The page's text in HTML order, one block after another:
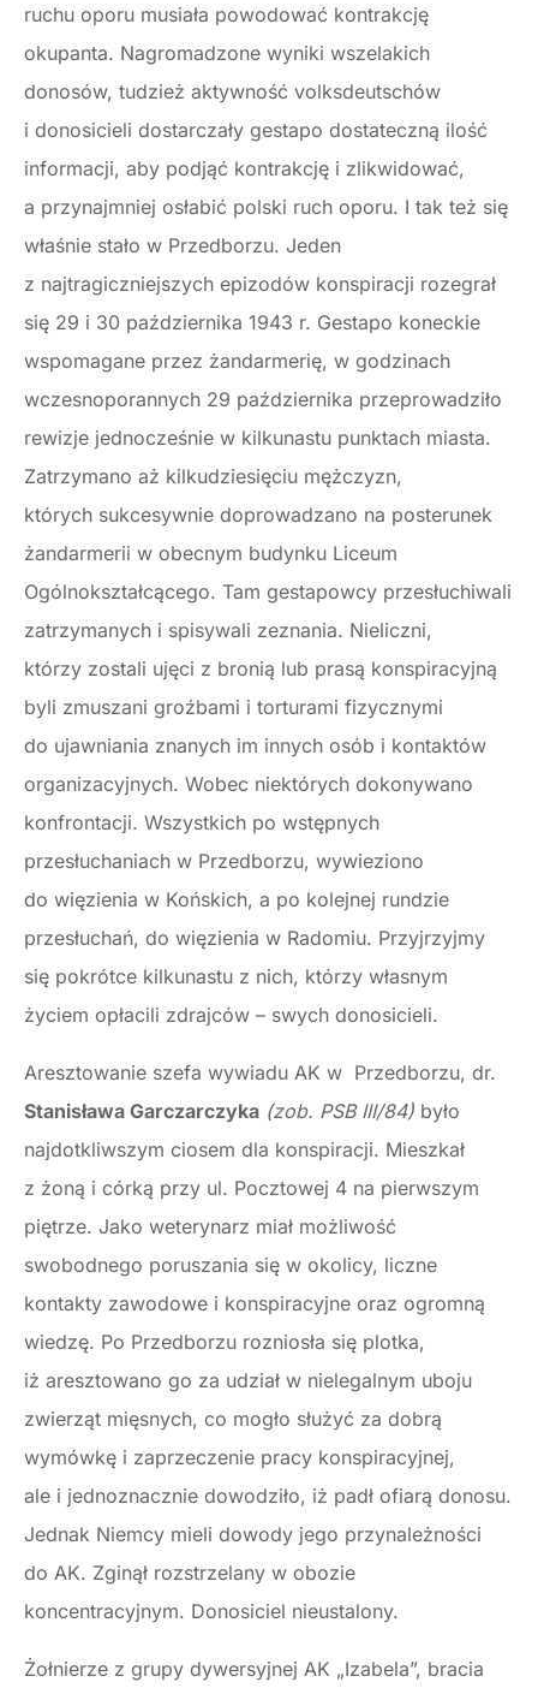
ruchu oporu musiała powodować kontrakcję
okupanta. Nagromadzone wyniki wszelakich
donosów, tudzież aktywność volksdeutschów
i donosicieli dostarczały gestapo dostateczną ilość
informacji, aby podjąć kontrakcję i zlikwidować,
a przynajmniej osłabić polski ruch oporu. I tak też się
właśnie stało w Przedborzu. Jeden
z najtragiczniejszych epizodów konspiracji rozegrał
się 29 i 30 października 1943 r. Gestapo koneckie
wspomagane przez żandarmerię, w godzinach
wczesnoporannych 29 października przeprowadziło
rewizje jednocześnie w kilkunastu punktach miasta.
Zatrzymano aż kilkudziesięciu mężczyzn,
których sukcesywnie doprowadzano na posterunek
żandarmerii w obecnym budynku Liceum
Ogólnokształcącego. Tam gestapowcy przesłuchiwali
zatrzymanych i spisywali zeznania. Nieliczni,
którzy zostali ujęci z bronią lub prasą konspiracyjną
byli zmuszani groźbami i torturami fizycznymi
do ujawniania znanych im innych osób i kontaktów
organizacyjnych. Wobec niektórych dokonywano
konfrontacji. Wszystkich po wstępnych
przesłuchaniach w Przedborzu, wywieziono
do więzienia w Końskich, a po kolejnej rundzie
przesłuchań, do więzienia w Radomiu. Przyjrzyjmy
się pokrótce kilkunastu z nich, którzy własnym
życiem opłacili zdrajców – swych donosicieli.
Aresztowanie szefa wywiadu AK w Przedborzu, dr.
Stanisława Garczarczyka (zob. PSB III/84) było
najdotkliwszym ciosem dla konspiracji. Mieszkał
z żoną i córką przy ul. Pocztowej 4 na pierwszym
piętrze. Jako weterynarz miał możliwość
swobodnego poruszania się w okolicy, liczne
kontakty zawodowe i konspiracyjne oraz ogromną
wiedzę. Po Przedborzu rozniosła się plotka,
iż aresztowano go za udział w nielegalnym uboju
zwierząt mięsnych, co mogło służyć za dobrą
wymówkę i zaprzeczenie pracy konspiracyjnej,
ale i jednoznacznie dowodziło, iż padł ofiarą donosu.
Jednak Niemcy mieli dowody jego przynależności
do AK. Zginął rozstrzelany w obozie
koncentracyjnym. Donosiciel nieustalony.
Żołnierze z grupy dywersyjnej AK „Izabela”, bracia